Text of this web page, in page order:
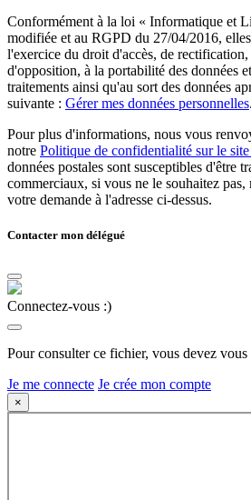
Conformément à la loi « Informatique et
modifiée et au RGPD du 27/04/2016,
l'exercice du droit d'accès, de
d'opposition, à la portabilité des données
traitements ainsi qu'au sort des données
suivante : Gérer mes données personnelles.
Pour plus d'informations, nous vous
notre Politique de confidentialité sur le
données postales sont susceptibles d'être
commerciaux, si vous ne le souhaitez pas,
votre demande à l'adresse ci-dessus.
Contacter mon délégué
Connectez-vous :)
Pour consulter ce fichier, vous devez vous
Je me connecte Je crée mon compte
×